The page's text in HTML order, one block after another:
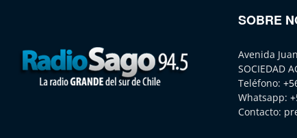
SOBRE
Avenida
SOCIEDAD
Teléfono:
Whatsapp:
Contacto: